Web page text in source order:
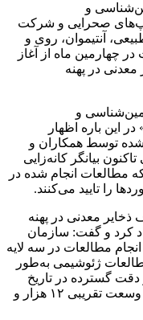
و
صحرایی و شرکت
آنتیموان، روی و
چهارمین ماه از آغاز
در پهنه
و
این باره اظهار
توسط همکاران و
بیانگر کانه‌زایی
مطالعات انجام شده در
را تایید می‌کنند.
معدنی در پهنه
کرد و گفت: سازمان
مطالعات در سه لایه
ژئوشیمی به‌طور
گسترده در تاریخ
خود یک رکورد منحصربه‌فرد در پهنه‌ای به وسعت تقریبی ۱۲ هزار و